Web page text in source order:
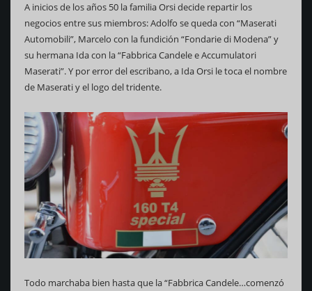
A inicios de los años 50 la familia Orsi decide repartir los
negocios entre sus miembros: Adolfo se queda con “Maserati
Automobili”, Marcelo con la fundición “Fondarie di Modena” y
su hermana Ida con la “Fabbrica Candele e Accumulatori
Maserati”. Y por error del escribano, a Ida Orsi le toca el nombre
de Maserati y el logo del tridente.
Todo marchaba bien hasta que la “Fabbrica Candele…comenzó